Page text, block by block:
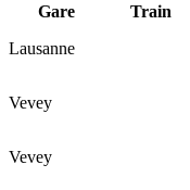
Gare Train
Lausanne
Vevey
Vevey